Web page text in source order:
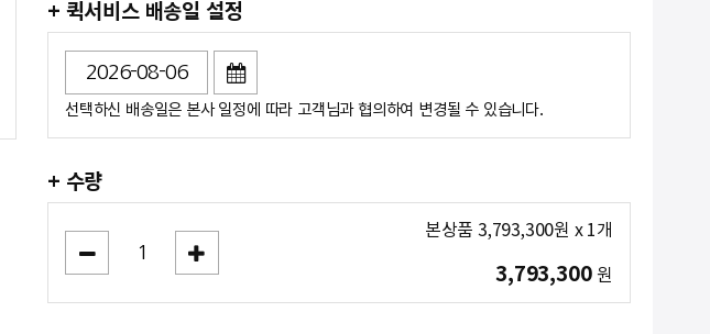
+ 퀵서비스 배송일 설정
선택하신 배송일은 본사 일정에 따라 고객님과 협의하여 변경될 수 있습니다.
+ 수량
본상품 3,793,300원 x 1 개
3,793,300 원